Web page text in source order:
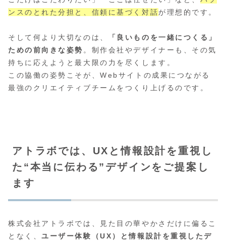
ンスのとれた分担と、信頼に基づく対話が理想的です。
そして何より大切なのは、
「良いものを一緒につくる」
ための前向きな姿勢 。制作会社やデザイナーも、その気
持ちに応えようと最大限の力を尽くします。
この協働の姿勢こそが、Webサイトの成果につながる
最強のクリエイティブチームをつくり上げるのです。
アトラボでは、UXと情報設計を重視し
た“本当に伝わる”デザインをご提案し
ます
株式会社アトラボでは、見た目の華やかさだけに偏るこ
となく、ユーザー体験（UX）と情報設計を重視したデ